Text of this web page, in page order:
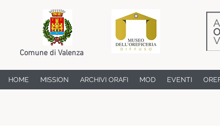
Comune di Valenza
HOME MISSION ARCHIVI ORAFI MOD EVENTI